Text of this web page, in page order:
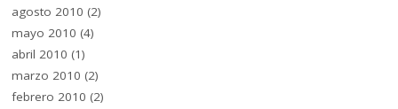
agosto 2010 (2)
mayo 2010 (4)
abril 2010 (1)
marzo 2010 (2)
febrero 2010 (2)